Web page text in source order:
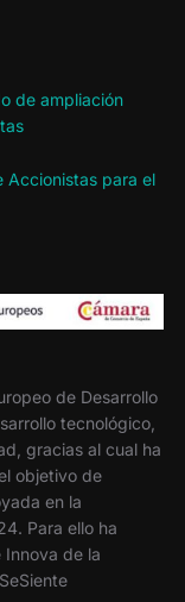
de ampliación
Accionistas para el
de Desarrollo
tecnológico,
gracias al cual ha
objetivo de
en la
Para ello ha
de la